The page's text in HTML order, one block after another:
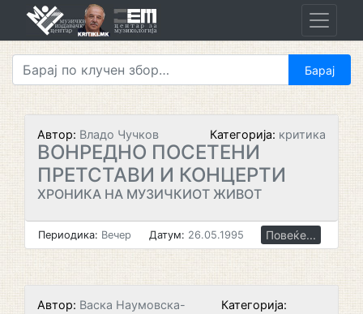
Автор: Владо Чучков Категорија: критика
ВОНРЕДНО ПОСЕТЕНИ
ПРЕТСТАВИ И КОНЦЕРТИ
ХРОНИКА НА МУЗИЧКИОТ ЖИВОТ
Периодика: Вечер Датум: 26.05.1995 Повеќе...
Автор: Васка Наумовска-
Категорија: